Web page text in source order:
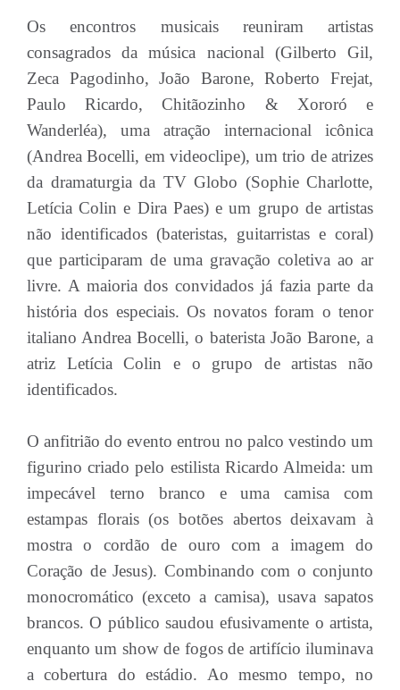
Os encontros musicais reuniram artistas
consagrados da música nacional (Gilberto Gil,
Zeca Pagodinho, João Barone, Roberto Frejat,
Paulo Ricardo, Chitãozinho & Xororó e
Wanderléa), uma atração internacional icônica
(Andrea Bocelli, em videoclipe), um trio de atrizes
da dramaturgia da TV Globo (Sophie Charlotte,
Letícia Colin e Dira Paes) e um grupo de artistas
não identificados (bateristas, guitarristas e coral)
que participaram de uma gravação coletiva ao ar
livre. A maioria dos convidados já fazia parte da
história dos especiais. Os novatos foram o tenor
italiano Andrea Bocelli, o baterista João Barone, a
atriz Letícia Colin e o grupo de artistas não
identificados.
O anfitrião do evento entrou no palco vestindo um
figurino criado pelo estilista Ricardo Almeida: um
impecável terno branco e uma camisa com
estampas florais (os botões abertos deixavam à
mostra o cordão de ouro com a imagem do
Coração de Jesus). Combinando com o conjunto
monocromático (exceto a camisa), usava sapatos
brancos. O público saudou efusivamente o artista,
enquanto um show de fogos de artifício iluminava
a cobertura do estádio. Ao mesmo tempo, no